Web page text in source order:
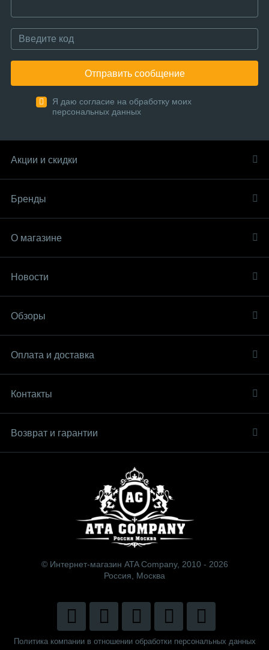
Отправить сообщение
Я даю согласие на обработку моих
персональных данных
Акции и скидки
Бренды
О магазине
Новости
Обзоры
Оплата и доставка
Контакты
Возврат и гарантии
© Интернет-магазин ATA Company, 2010 - 2026
Россия, Москва
Политика компании в отношении обработки персональных данных